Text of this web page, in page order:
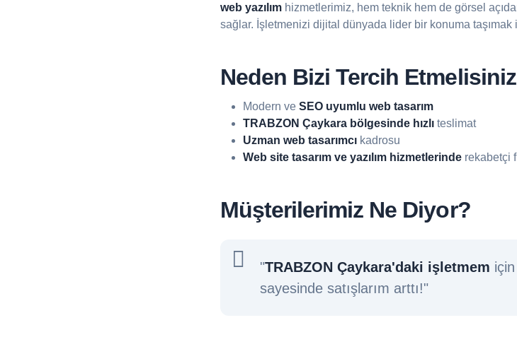
web yazılımhizmetlerimiz, hem teknik hem de görsel
sağlar. İşletmenizi dijital dünyada lider bir konuma
Neden Bizi Tercih
Modern ve SEO uyumlu web tasarım
TRABZON Çaykara bölgesinde hızlıteslimat
Uzman web tasarımcıkadrosu
Web site tasarım ve yazılım hizmetlerinderekabetçi
Müşterilerimiz Ne Diyor?
"TRABZON Çaykara'daki işletmem için
sayesinde satışlarım arttı!"